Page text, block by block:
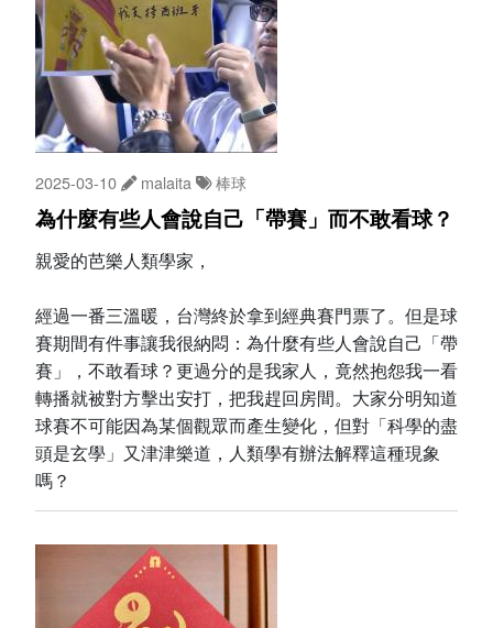
2025-03-10 malaita 棒球
為什麼有些人會說自己「帶賽」而不敢看球？
親愛的芭樂人類學家，
經過一番三溫暖，台灣終於拿到經典賽門票了。但是球
賽期間有件事讓我很納悶：為什麼有些人會說自己「帶
賽」，不敢看球？更過分的是我家人，竟然抱怨我一看
轉播就被對方擊出安打，把我趕回房間。大家分明知道
球賽不可能因為某個觀眾而產生變化，但對「科學的盡
頭是玄學」又津津樂道，人類學有辦法解釋這種現象
嗎？